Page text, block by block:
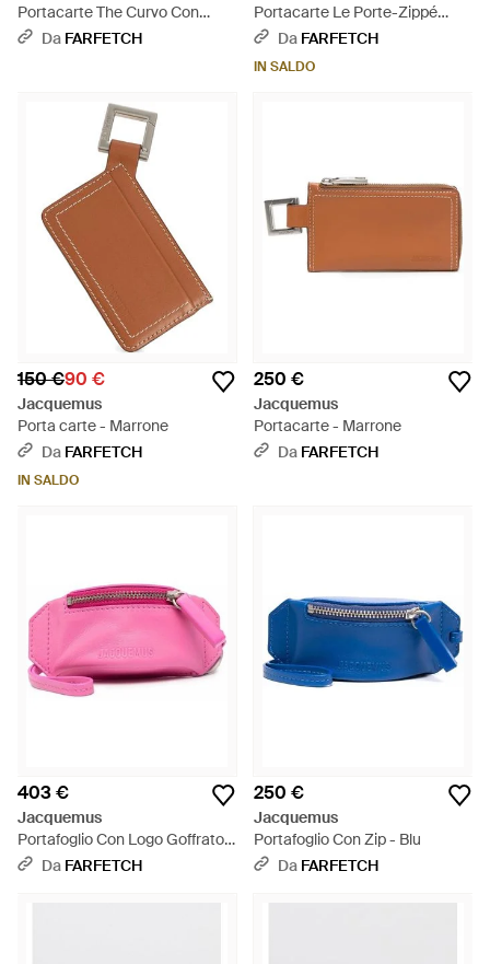
Portacarte The Curvo Con
Logo - Marrone
Da FARFETCH
Portacarte Le Porte-Zippé
Cuerda - Nero
Da FARFETCH
IN SALDO
150 €90 €
Jacquemus
Porta carte - Marrone
Da FARFETCH
IN SALDO
250 €
Jacquemus
Portacarte - Marrone
Da FARFETCH
403 €
Jacquemus
Portafoglio Con Logo Goffrato -
RosaDa FARFETCH
250 €
Jacquemus
Portafoglio Con Zip - Blu
Da FARFETCH